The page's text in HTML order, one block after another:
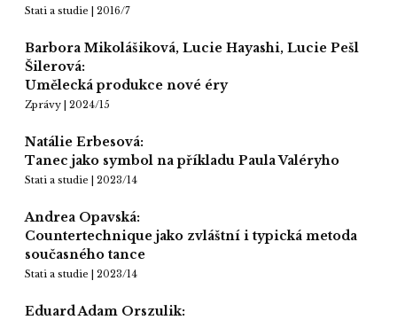
Stati a studie | 2016/7
Barbora Mikolášiková, Lucie Hayashi, Lucie Pešl
Šilerová:
Umělecká produkce nové éry
Zprávy | 2024/15
Natálie Erbesová:
Tanec jako symbol na příkladu Paula Valéryho
Stati a studie | 2023/14
Andrea Opavská:
Countertechnique jako zvláštní i typická metoda
současného tance
Stati a studie | 2023/14
Eduard Adam Orszulik: